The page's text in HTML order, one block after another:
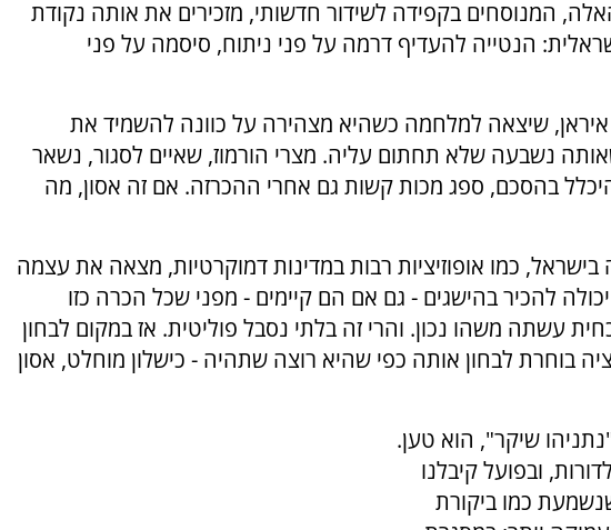
המנוסחים בקפידה לשידור חדשותי, מזכירים את אותה נקודת
הנטייה להעדיף דרמה על פני ניתוח, סיסמה על פני
איראן, שיצאה למלחמה כשהיא מצהירה על כוונה להשמיד את
נשבעה שלא תחתום עליה. מצרי הורמוז, שאיים לסגור, נשאר
בהסכם, ספג מכות קשות גם אחרי ההכרזה. אם זה אסון, מה
בישראל, כמו אופוזיציות רבות במדינות דמוקרטיות, מצאה את עצמה
להכיר בהישגים - גם אם הם קיימים - מפני שכל הכרה כזו
עשתה משהו נכון. והרי זה בלתי נסבל פוליטית. אז במקום לבחון
בוחרת לבחון אותה כפי שהיא רוצה שתהיה - כישלון מוחלט, אסון
שיקר", הוא טען.
ובפועל קיבלנו
כמו ביקורת